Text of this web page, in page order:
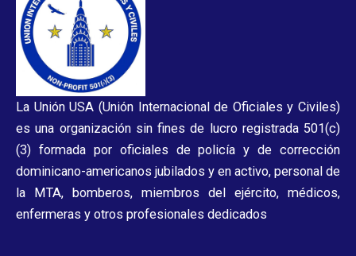
La Unión USA (Unión Internacional de Oficiales y Civiles)
es una organización sin fines de lucro registrada 501(c)
(3) formada por oficiales de policía y de corrección
dominicano-americanos jubilados y en activo, personal de
la MTA, bomberos, miembros del ejército, médicos,
enfermeras y otros profesionales dedicados